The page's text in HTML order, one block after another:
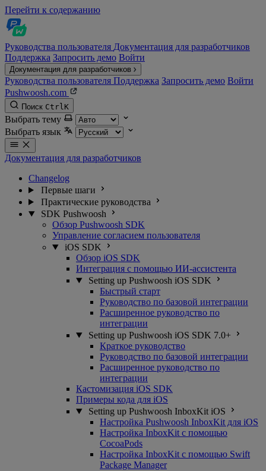
Перейти к содержанию
Руководства пользователя Документация для разработчиков
Поддержка Запросить демо Войти
Документация для разработчиков
Руководства пользователя Поддержка Запросить демо Войти
Pushwoosh.com
Поиск CtrlK
Выбрать тему
Выбрать язык
Документация для разработчиков
Changelog
Первые шаги
Практические руководства
SDK Pushwoosh
Обзор Pushwoosh SDK
Управление согласием пользователя
iOS SDK
Обзор iOS SDK
Интеграция с помощью ИИ-ассистента
Setting up Pushwoosh iOS SDK
Быстрый старт
Руководство по базовой интеграции
Расширенное руководство по
интеграции
Setting up Pushwoosh iOS SDK 7.0+
Краткое руководство
Руководство по базовой интеграции
Расширенное руководство по
интеграции
Кастомизация iOS SDK
Примеры кода для iOS
Setting up Pushwoosh InboxKit iOS
Настройка Pushwoosh InboxKit для iOS
Настройка InboxKit с помощью
CocoaPods
Настройка InboxKit с помощью Swift
Package Manager